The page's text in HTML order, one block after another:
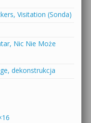
Visitation (Sonda)
Nic Nie Może
dekonstrukcja